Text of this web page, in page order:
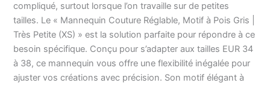
compliqué, surtout lorsque l’on travaille sur de petites
tailles. Le « Mannequin Couture Réglable, Motif à Pois Gris |
Très Petite (XS) » est la solution parfaite pour répondre à ce
besoin spécifique. Conçu pour s’adapter aux tailles EUR 34
à 38, ce mannequin vous offre une flexibilité inégalée pour
ajuster vos créations avec précision. Son motif élégant à